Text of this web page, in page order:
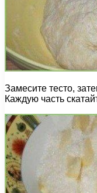
Замесите тесто,
Каждую часть